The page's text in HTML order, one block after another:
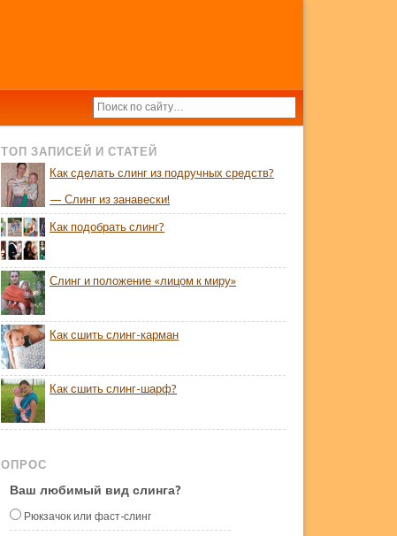
ТОП ЗАПИСЕЙ И СТАТЕЙ
Как сделать слинг из подручных средств?
— Слинг из занавески!
Как подобрать слинг?
Слинг и положение «лицом к миру»
Как сшить слинг-карман
Как сшить слинг-шарф?
ОПРОС
Ваш любимый вид слинга?
Рюкзачок или фаст-слинг